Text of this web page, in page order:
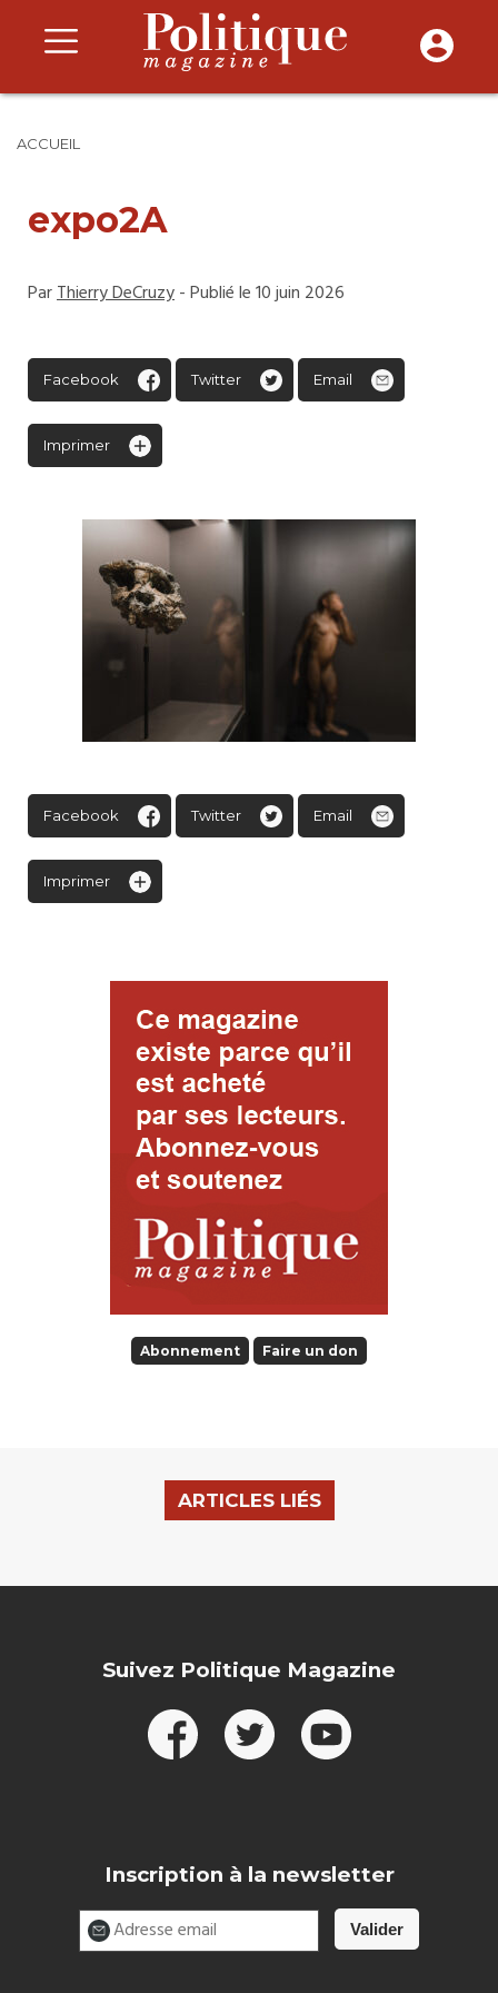
ACCUEIL
expo2A
ParThierry DeCruzy- Publié le 10 juin 2026
Facebook Twitter Email
Imprimer
Facebook Twitter Email
Imprimer
Abonnement Faire un don
ARTICLES LIÉS
Suivez Politique Magazine
Inscription à la newsletter